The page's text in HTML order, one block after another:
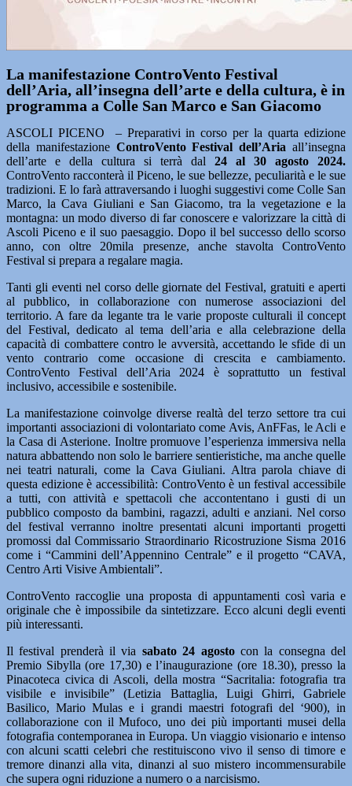
La manifestazione ControVento Festival
dell’Aria, all’insegna dell’arte e della cultura, è in
programma a Colle San Marco e San Giacomo
ASCOLI PICENO – Preparativi in corso per la quarta edizione
della manifestazione ControVento Festival dell’Aria all’insegna
dell’arte e della cultura si terrà dal 24 al 30 agosto 2024.
ControVento racconterà il Piceno, le sue bellezze, peculiarità e le sue
tradizioni. E lo farà attraversando i luoghi suggestivi come Colle San
Marco, la Cava Giuliani e San Giacomo, tra la vegetazione e la
montagna: un modo diverso di far conoscere e valorizzare la città di
Ascoli Piceno e il suo paesaggio. Dopo il bel successo dello scorso
anno, con oltre 20mila presenze, anche stavolta ControVento
Festival si prepara a regalare magia.
Tanti gli eventi nel corso delle giornate del Festival, gratuiti e aperti
al pubblico, in collaborazione con numerose associazioni del
territorio. A fare da legante tra le varie proposte culturali il concept
del Festival, dedicato al tema dell’aria e alla celebrazione della
capacità di combattere contro le avversità, accettando le sfide di un
vento contrario come occasione di crescita e cambiamento.
ControVento Festival dell’Aria 2024 è soprattutto un festival
inclusivo, accessibile e sostenibile.
La manifestazione coinvolge diverse realtà del terzo settore tra cui
importanti associazioni di volontariato come Avis, AnFFas, le Acli e
la Casa di Asterione. Inoltre promuove l’esperienza immersiva nella
natura abbattendo non solo le barriere sentieristiche, ma anche quelle
nei teatri naturali, come la Cava Giuliani. Altra parola chiave di
questa edizione è accessibilità: ControVento è un festival accessibile
a tutti, con attività e spettacoli che accontentano i gusti di un
pubblico composto da bambini, ragazzi, adulti e anziani. Nel corso
del festival verranno inoltre presentati alcuni importanti progetti
promossi dal Commissario Straordinario Ricostruzione Sisma 2016
come i “Cammini dell’Appennino Centrale” e il progetto “CAVA,
Centro Arti Visive Ambientali”.
ControVento raccoglie una proposta di appuntamenti così varia e
originale che è impossibile da sintetizzare. Ecco alcuni degli eventi
più interessanti.
Il festival prenderà il via sabato 24 agostocon la consegna del
Premio Sibylla (ore 17,30) e l’inaugurazione (ore 18.30), presso la
Pinacoteca civica di Ascoli, della mostra “Sacritalia: fotografia tra
visibile e invisibile” (Letizia Battaglia, Luigi Ghirri, Gabriele
Basilico, Mario Mulas e i grandi maestri fotografi del ‘900), in
collaborazione con il Mufoco, uno dei più importanti musei della
fotografia contemporanea in Europa. Un viaggio visionario e intenso
con alcuni scatti celebri che restituiscono vivo il senso di timore e
tremore dinanzi alla vita, dinanzi al suo mistero incommensurabile
che supera ogni riduzione a numero o a narcisismo.